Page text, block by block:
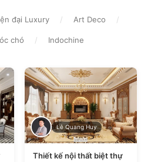
đại Luxury / Art Deco /
chó / Indochine
Lê Quang Huy
Thiết kế nội thất biệt thự